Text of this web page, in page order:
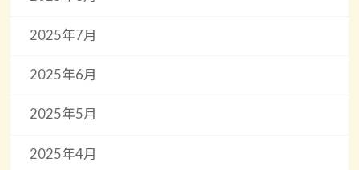
2025年7月
2025年6月
2025年5月
2025年4月